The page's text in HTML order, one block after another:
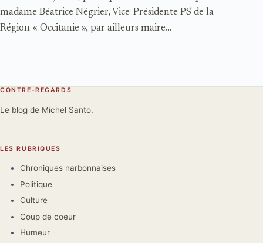
madame Béatrice Négrier, Vice-Présidente PS de la
Région « Occitanie », par ailleurs maire…
CONTRE-REGARDS
Le blog de Michel Santo.
LES RUBRIQUES
Chroniques narbonnaises
Politique
Culture
Coup de coeur
Humeur